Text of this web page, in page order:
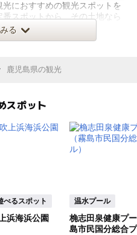
遊園地
植物園・フラワーパー
におすすめの観光スポットを
スポットから、その土地なら
る
鹿児島県の観光
スポット
べるスポット
浜海浜公園
温水プール
桷志田泉健康プ
島市民国分総合